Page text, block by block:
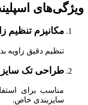
ویژگی‌های
مکانیزم تنظیم
تنظیم دقیق زاویه
طراحی تک
مناسب برای
سایزبندی خاص.